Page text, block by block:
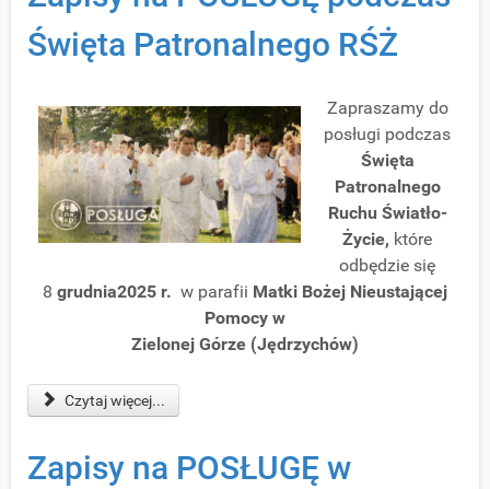
Święta Patronalnego RŚŻ
Zapraszamy do
posługi podczas
Święta
Patronalnego
Ruchu Światło-
Życie, które
odbędzie się
8 grudnia2025 r. w parafii Matki Bożej Nieustającej
Pomocy w
Zielonej Górze (Jędrzychów)
Czytaj więcej...
Zapisy na POSŁUGĘ w